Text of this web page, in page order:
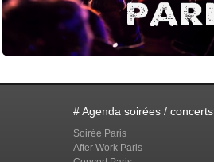
# Agenda soirées / concerts
Soirée Paris
After Work Paris